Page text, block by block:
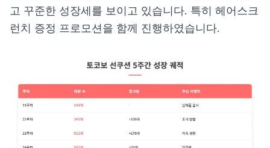
고 꾸준한 성장세를 보이고 있습니다. 특히 헤어스크
런치 증정 프로모션을 함께 진행하였습니다.